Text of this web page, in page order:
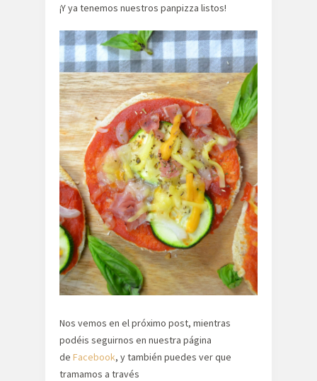
¡Y ya tenemos nuestros panpizza listos!
Nos vemos en el próximo post, mientras
podéis seguirnos en nuestra página
de Facebook, y también puedes ver que
tramamos a través